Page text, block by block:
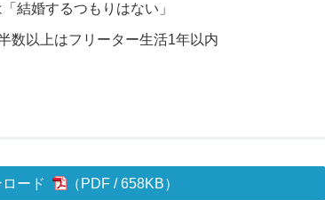
結婚するつもりはない」
数以上はフリーター生活1年以内
ード 658KB）